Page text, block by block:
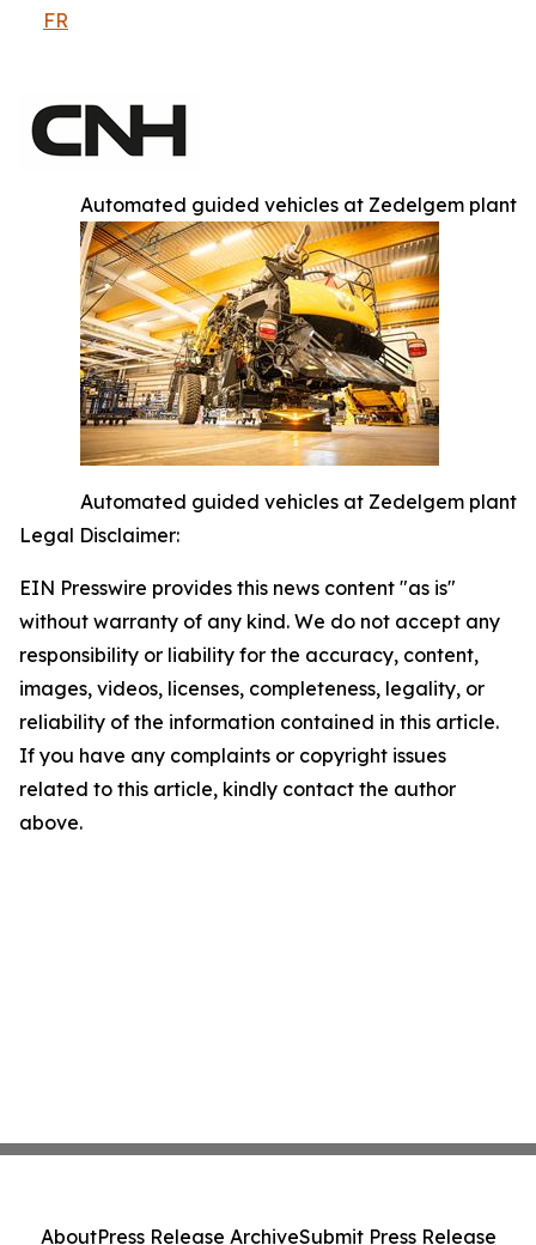
FR
Automated guided vehicles at Zedelgem plant
Automated guided vehicles at Zedelgem plant
Legal Disclaimer:
EIN Presswire provides this news content "as is"
without warranty of any kind. We do not accept any
responsibility or liability for the accuracy, content,
images, videos, licenses, completeness, legality, or
reliability of the information contained in this article.
If you have any complaints or copyright issues
related to this article, kindly contact the author
above.
AboutPress Release ArchiveSubmit Press Release